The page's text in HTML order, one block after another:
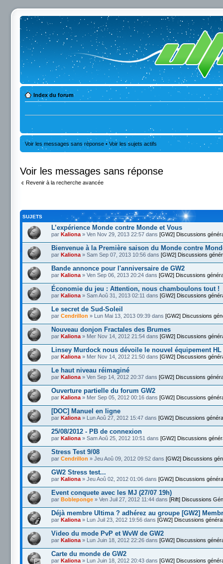
Index du forum
Voir les messages sans réponse • Voir les sujets actifs
Voir les messages sans réponse
Revenir à la recherche avancée
SUJETS
L’expérience Monde contre Monde et Vous
par Kaliona » Ven Nov 29, 2013 22:57 dans [GW2] Discussions
Bienvenue à la Première saison du Monde contre
par Kaliona » Sam Sep 07, 2013 10:56 dans [GW2] Discussions
Bande annonce pour l'anniversaire de GW2
par Kaliona » Ven Sep 06, 2013 20:24 dans [GW2] Discussions
Économie du jeu : Attention, nous chamboulons tout !
par Kaliona » Sam Aoû 31, 2013 02:11 dans [GW2] Discussions
Le secret de Sud-Soleil
par Cendrillon » Lun Mai 13, 2013 09:39 dans [GW2] Discussions
Nouveau donjon Fractales des Brumes
par Kaliona » Mer Nov 14, 2012 21:54 dans [GW2] Discussions
Linsey Murdock nous dévoile le nouvel équipement HL
par Kaliona » Mer Nov 14, 2012 21:50 dans [GW2] Discussions
Le haut niveau réimaginé
par Kaliona » Ven Sep 14, 2012 20:37 dans [GW2] Discussions
Ouverture partielle du forum GW2
par Kaliona » Mer Sep 05, 2012 00:16 dans [GW2] Discussions
[DOC] Manuel en ligne
par Kaliona » Lun Aoû 27, 2012 15:47 dans [GW2] Discussions
25/08/2012 - PB de connexion
par Kaliona » Sam Aoû 25, 2012 10:51 dans [GW2] Discussions
Stress Test 9/08
par Cendrillon » Jeu Aoû 09, 2012 09:52 dans [GW2] Discussions
GW2 Stress test...
par Kaliona » Jeu Aoû 02, 2012 01:06 dans [GW2] Discussions
Event conquete avec les MJ (27/07 19h)
par Bobleponge » Ven Juil 27, 2012 11:44 dans [Rift] Discussions
Déjà membre Ultima ? adhérez au groupe [GW2]
par Kaliona » Lun Juil 23, 2012 19:56 dans [GW2] Discussions
Video du mode PvP et WvW de GW2
par Kaliona » Lun Juin 18, 2012 22:26 dans [GW2] Discussions
Carte du monde de GW2
par Kaliona » Lun Juin 18, 2012 20:43 dans [GW2] Discussions